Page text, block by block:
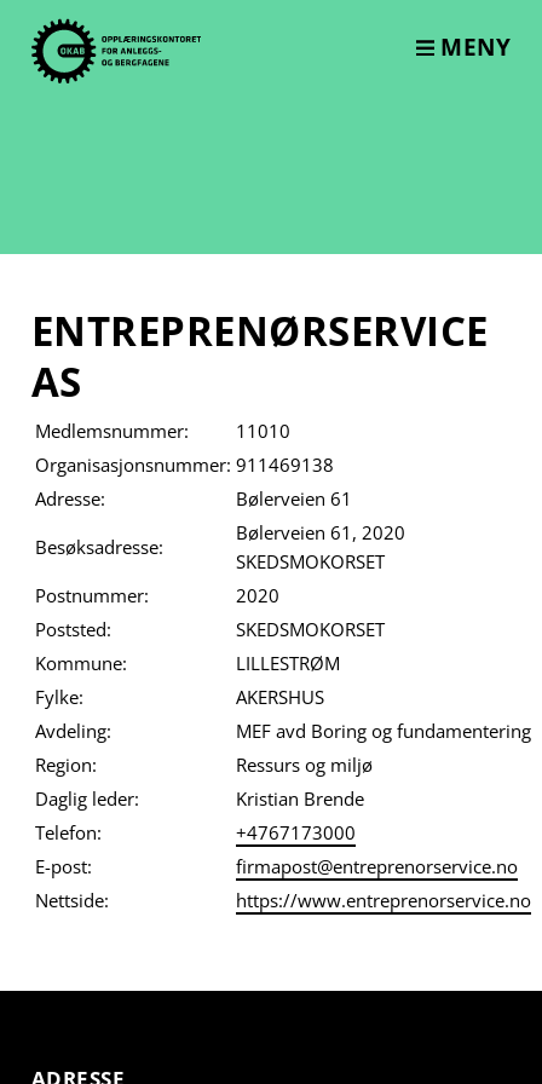
content
MENY
ENTREPRENØRSERVICE
AS
Medlemsnummer:
11010
Organisasjonsnummer: 911469138
Adresse:
Bølerveien 61
Besøksadresse:
Bølerveien 61, 2020
SKEDSMOKORSET
Postnummer:
2020
Poststed:
SKEDSMOKORSET
Kommune:
LILLESTRØM
Fylke:
AKERSHUS
Avdeling:
MEF avd Boring og fundamentering
Region:
Ressurs og miljø
Daglig leder:
Kristian Brende
Telefon:
+4767173000
E-post:
firmapost@entreprenorservice.no
Nettside:
https://www.entreprenorservice.no